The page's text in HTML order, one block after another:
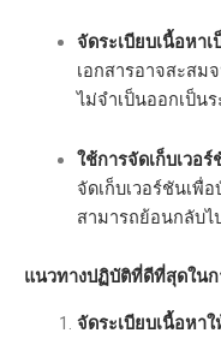
จัดระเบียบเนื้อหาเ
เอกสารอาจสะสม
ไม่จำเป็นออกเป็นร
ใช้การจัดเก็บเวอ
จัดเก็บเวอร์ชันเพื่
สามารถย้อนกลับไ
แนวทางปฏิบัติที่ดีที่สุดใน
จัดระเบียบเนื้อหา